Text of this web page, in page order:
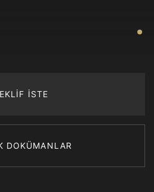
İSTE
DOKÜMANLAR